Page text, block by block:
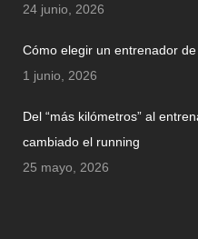
24 junio, 2026
Cómo elegir un entrenador
1 junio, 2026
Del “más kilómetros” al
cambiado el running
25 mayo, 2026